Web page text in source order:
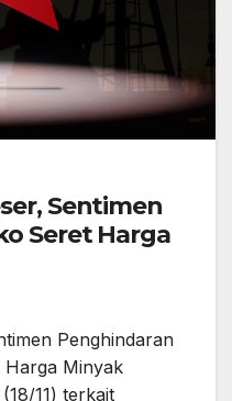
Sentimen
Seret Harga
Penghindaran
Harga Minyak
11) terkait